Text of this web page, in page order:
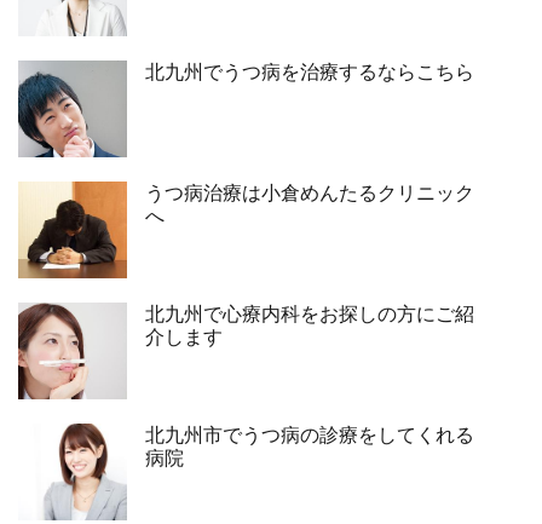
北九州でうつ病を治療するならこちら
うつ病治療は小倉めんたるクリニック
へ
北九州で心療内科をお探しの方にご紹
介します
北九州市でうつ病の診療をしてくれる
病院